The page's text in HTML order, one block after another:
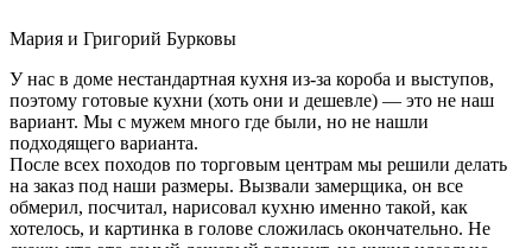
Мария и Григорий Бурковы
У нас в доме нестандартная кухня из-за короба и выступов,
поэтому готовые кухни (хоть они и дешевле) — это не наш
вариант. Мы с мужем много где были, но не нашли
подходящего варианта.
После всех походов по торговым центрам мы решили делать
на заказ под наши размеры. Вызвали замерщика, он все
обмерил, посчитал, нарисовал кухню именно такой, как
хотелось, и картинка в голове сложилась окончательно. Не